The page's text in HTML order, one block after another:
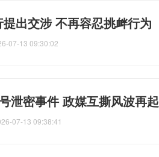
出交涉 不再容忍挑衅行为
07-13 09:30:02
泄密事件 政媒互撕风波再起
07-13 09:38:41